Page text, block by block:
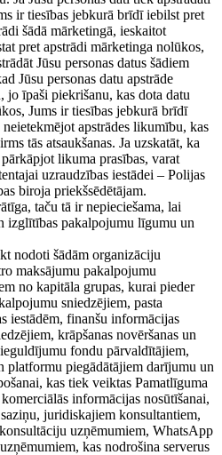
ir tiesības jebkurā brīdī iebilst pret
šādā mārketingā, ieskaitot
pret apstrādi mārketinga nolūkos,
Jūsu personas datus šādiem
Jūsu personas datu apstrāde
jo īpaši piekrišanu, kas dota datu
Jums ir tiesības jebkurā brīdī
apstrādes likumību, kas
tās atsaukšanas. Ja uzskatāt, ka
likuma prasības, varat
uzraudzības iestādei – Polijas
biroja priekšsēdētājam.
taču tā ir nepieciešama, lai
izglītības pakalpojumu līgumu un
nodoti šādām organizāciju
maksājumu pakalpojumu
no kapitāla grupas, kurai pieder
sniedzējiem, pasta
iestādēm, finanšu informācijas
krāpšanas novēršanas un
fondu pārvaldītājiem,
platformu piegādātājiem darījumu un
kas tiek veiktas Pamatlīguma
informācijas nosūtīšanai,
juridiskajiem konsultantiem,
uzņēmumiem, WhatsApp
kas nodrošina serverus